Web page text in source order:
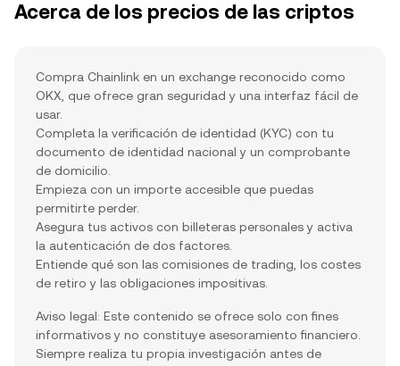
Acerca de los precios de las criptos
Compra Chainlink en un exchange reconocido como
OKX, que ofrece gran seguridad y una interfaz fácil de
usar.
Completa la verificación de identidad (KYC) con tu
documento de identidad nacional y un comprobante
de domicilio.
Empieza con un importe accesible que puedas
permitirte perder.
Asegura tus activos con billeteras personales y activa
la autenticación de dos factores.
Entiende qué son las comisiones de trading, los costes
de retiro y las obligaciones impositivas.
Aviso legal: Este contenido se ofrece solo con fines
informativos y no constituye asesoramiento financiero.
Siempre realiza tu propia investigación antes de